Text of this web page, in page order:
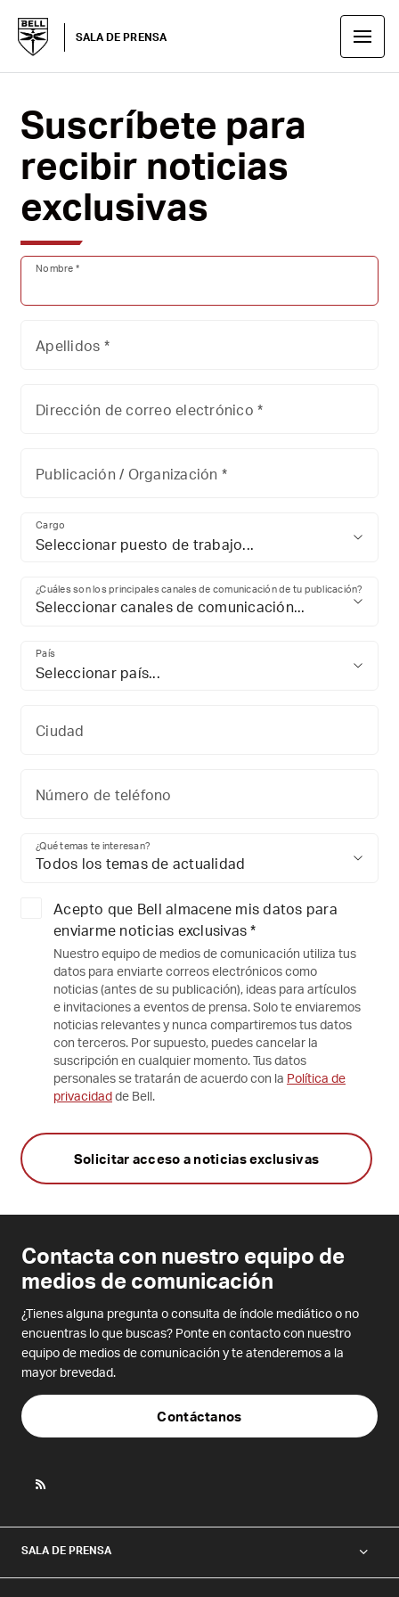
SALA DE PRENSA
Suscríbete para
recibir noticias
exclusivas
Nombre *
Apellidos *
Dirección de correo electrónico *
Publicación / Organización *
Cargo
Seleccionar puesto de trabajo...
¿Cuáles son los principales canales de comunicación de tu publicación?
Seleccionar canales de comunicación...
País
Seleccionar país...
Ciudad
Número de teléfono
¿Qué temas te interesan?
Todos los temas de actualidad
Acepto que Bell almacene mis datos para
enviarme noticias exclusivas *
Nuestro equipo de medios de comunicación utiliza tus
datos para enviarte correos electrónicos como
noticias (antes de su publicación), ideas para artículos
e invitaciones a eventos de prensa. Solo te enviaremos
noticias relevantes y nunca compartiremos tus datos
con terceros. Por supuesto, puedes cancelar la
suscripción en cualquier momento. Tus datos
personales se tratarán de acuerdo con la Política de
privacidadde Bell.
Solicitar acceso a noticias exclusivas
Contacta con nuestro equipo de
medios de comunicación
¿Tienes alguna pregunta o consulta de índole mediático o no
encuentras lo que buscas? Ponte en contacto con nuestro
equipo de medios de comunicación y te atenderemos a la
mayor brevedad.
Contáctanos
SALA DE PRENSA